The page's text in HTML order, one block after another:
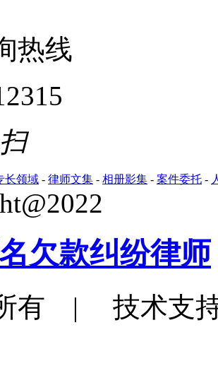
热线
长领域 - 律师文集 - 相册影集 - 案件委托 -
欠款纠纷律师
有 | 技术支持